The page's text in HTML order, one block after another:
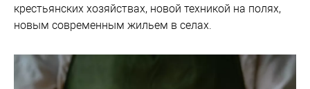
крестьянских хозяйствах, новой техникой на полях,
новым современным жильем в селах.